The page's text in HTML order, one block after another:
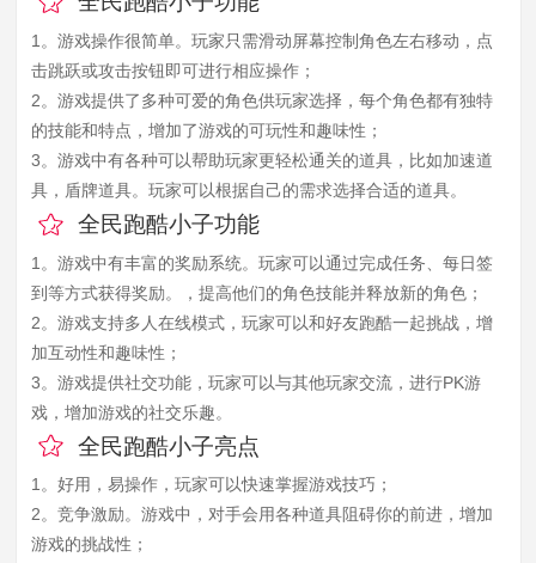
1。游戏操作很简单。玩家只需滑动屏幕控制角色左右移动，点
击跳跃或攻击按钮即可进行相应操作；
2。游戏提供了多种可爱的角色供玩家选择，每个角色都有独特
的技能和特点，增加了游戏的可玩性和趣味性；
3。游戏中有各种可以帮助玩家更轻松通关的道具，比如加速道
具，盾牌道具。玩家可以根据自己的需求选择合适的道具。
全民跑酷小子功能
1。游戏中有丰富的奖励系统。玩家可以通过完成任务、每日签
到等方式获得奖励。，提高他们的角色技能并释放新的角色；
2。游戏支持多人在线模式，玩家可以和好友跑酷一起挑战，增
加互动性和趣味性；
3。游戏提供社交功能，玩家可以与其他玩家交流，进行PK游
戏，增加游戏的社交乐趣。
全民跑酷小子亮点
1。好用，易操作，玩家可以快速掌握游戏技巧；
2。竞争激励。游戏中，对手会用各种道具阻碍你的前进，增加
游戏的挑战性；